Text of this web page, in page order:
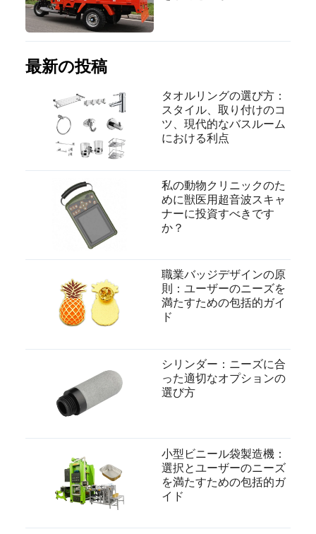
最新の投稿
タオルリングの選び方：
スタイル、取り付けのコ
ツ、現代的なバスルーム
における利点
私の動物クリニックのた
めに獣医用超音波スキャ
ナーに投資すべきです
か？
職業バッジデザインの原
則：ユーザーのニーズを
満たすための包括的ガイ
ド
シリンダー：ニーズに合
った適切なオプションの
選び方
小型ビニール袋製造機：
選択とユーザーのニーズ
を満たすための包括的ガ
イド